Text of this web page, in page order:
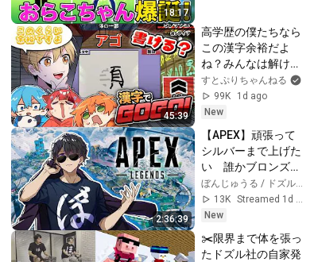
18:17
45:39
高学歴の僕たちなら
この漢字余裕だよ
ね？みんなは解け
る？【すとぷり】
すとぷりちゃんねる
99K
1d ago
New
2:36:39
【APEX】頑張って
シルバーまで上げた
い　誰かブロンズお
るか？
ぼんじゅうる / ドズル社
13K
Streamed 1d ago
New
✂️限界まで体を張っ
たドズル社の自家発